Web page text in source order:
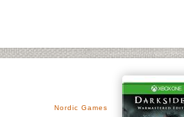
Nordic Games